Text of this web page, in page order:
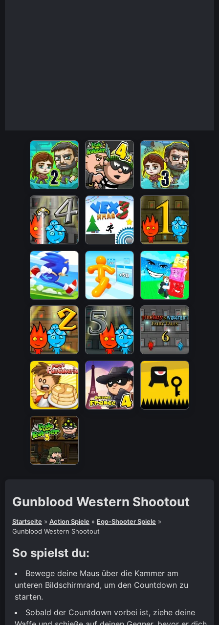
Gunblood Western Shootout
Startseite » Action Spiele » Ego-Shooter Spiele »
Gunblood Western Shootout
So spielst du:
Bewege deine Maus über die Kammer am
unteren Bildschirmrand, um den Countdown zu
starten.
Sobald der Countdown vorbei ist, ziehe deine